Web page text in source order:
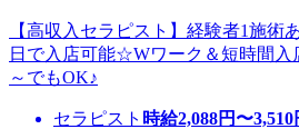
【高収入セラピスト】経験者1施術
日で入店可能☆Wワーク＆短時間
～でもOK♪
セラピスト 時給2,088円〜3,510